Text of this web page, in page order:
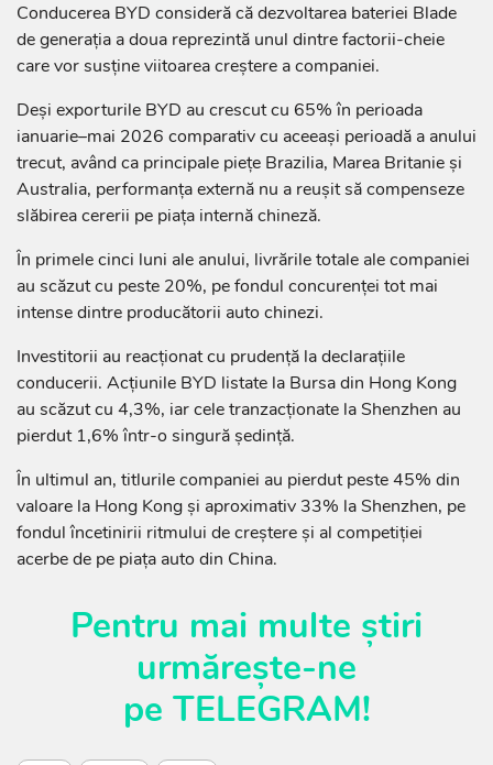
Conducerea BYD consideră că dezvoltarea bateriei Blade
de generația a doua reprezintă unul dintre factorii-cheie
care vor susține viitoarea creștere a companiei.
Deși exporturile BYD au crescut cu 65% în perioada
ianuarie–mai 2026 comparativ cu aceeași perioadă a anului
trecut, având ca principale piețe Brazilia, Marea Britanie și
Australia, performanța externă nu a reușit să compenseze
slăbirea cererii pe piața internă chineză.
În primele cinci luni ale anului, livrările totale ale companiei
au scăzut cu peste 20%, pe fondul concurenței tot mai
intense dintre producătorii auto chinezi.
Investitorii au reacționat cu prudență la declarațiile
conducerii. Acțiunile BYD listate la Bursa din Hong Kong
au scăzut cu 4,3%, iar cele tranzacționate la Shenzhen au
pierdut 1,6% într-o singură ședință.
În ultimul an, titlurile companiei au pierdut peste 45% din
valoare la Hong Kong și aproximativ 33% la Shenzhen, pe
fondul încetinirii ritmului de creștere și al competiției
acerbe de pe piața auto din China.
Pentru mai multe știri
urmărește-ne
pe TELEGRAM!